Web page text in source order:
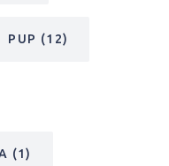
PUP (12)
(1)